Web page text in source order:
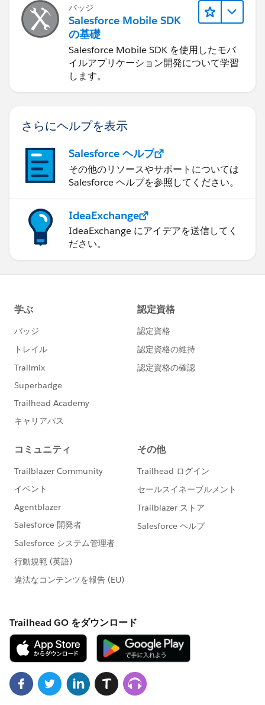
バッジ
Salesforce Mobile SDK
の基礎
Salesforce Mobile SDK を使用したモバ
イルアプリケーション開発について学習
します。
さらにヘルプを表示
Salesforce ヘルプ
その他のリソースやサポートについては
Salesforce ヘルプを参照してください。
IdeaExchange
IdeaExchange にアイデアを送信してく
ださい。